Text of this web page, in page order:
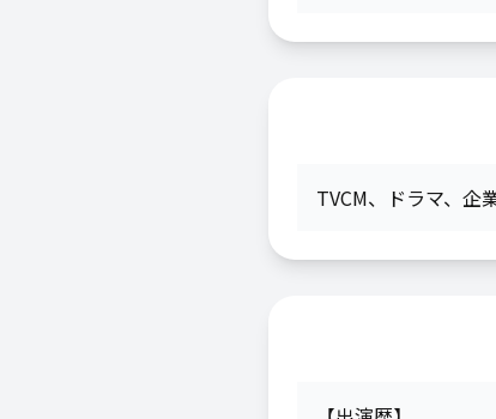
TVCM、 ドラマ、 企